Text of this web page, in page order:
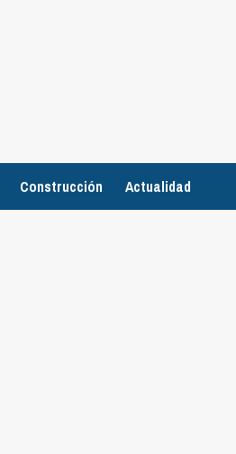
Construcción Actualidad